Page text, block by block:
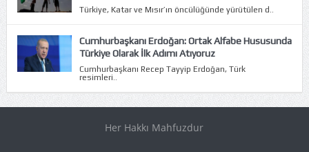
Türkiye, Katar ve Mısır’ın öncülüğünde yürütülen d..
Cumhurbaşkanı Erdoğan: Ortak Alfabe Hususunda
Türkiye Olarak İlk Adımı Atıyoruz
Cumhurbaşkanı Recep Tayyip Erdoğan, Türk
resimleri..
Her Hakkı Mahfuzdur